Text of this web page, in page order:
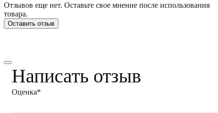
Отзывов еще нет. Оставьте свое мнение после использования
товара.
Оставить отзыв
Написать отзыв
Оценка*